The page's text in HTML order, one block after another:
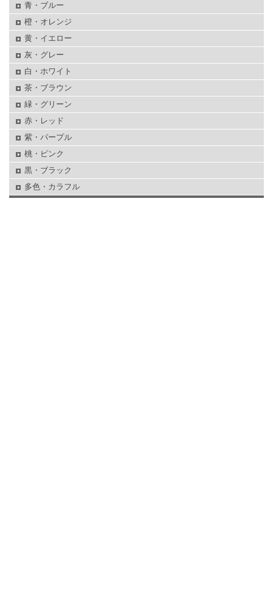
青・ブルー
橙・オレンジ
黄・イエロー
灰・グレー
白・ホワイト
茶・ブラウン
緑・グリーン
赤・レッド
紫・パープル
桃・ピンク
黒・ブラック
多色・カラフル